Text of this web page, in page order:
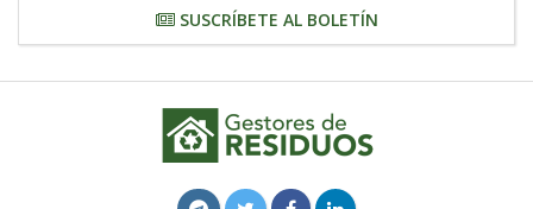
SUSCRÍBETE AL BOLETÍN